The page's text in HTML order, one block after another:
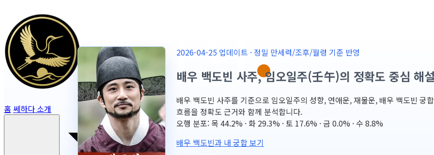
홈 쎄하다 소개
2026-04-25 업데이트 · 정밀 만세력/조후/월령 기준 반영
배우 백도빈 사주, 임오일주(壬午)의 정확도 중심 해
배우 백도빈 사주를 기준으로 임오일주의 성향, 연애운, 재물운, 배우 백도빈 궁
흐름을 정확도 근거와 함께 분석합니다.
오행 분포: 목 44.2% · 화 29.3% · 토 17.6% · 금 0.0% · 수 8.8%
배우 백도빈과 내 궁합 보기